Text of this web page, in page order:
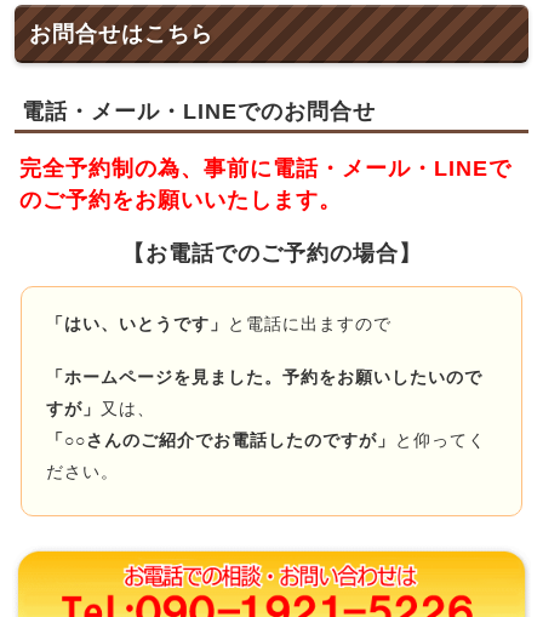
お問合せはこちら
電話・メール・LINEでのお問合せ
完全予約制の為、事前に電話・メール・LINEで
のご予約をお願いいたします。
【お電話でのご予約の場合】
「はい、いとうです」 と電話に出ますので
「ホームページを見ました。予約をお願いしたいので
すが」
又は、
「○○さんのご紹介でお電話したのですが」
と仰ってく
ださい。